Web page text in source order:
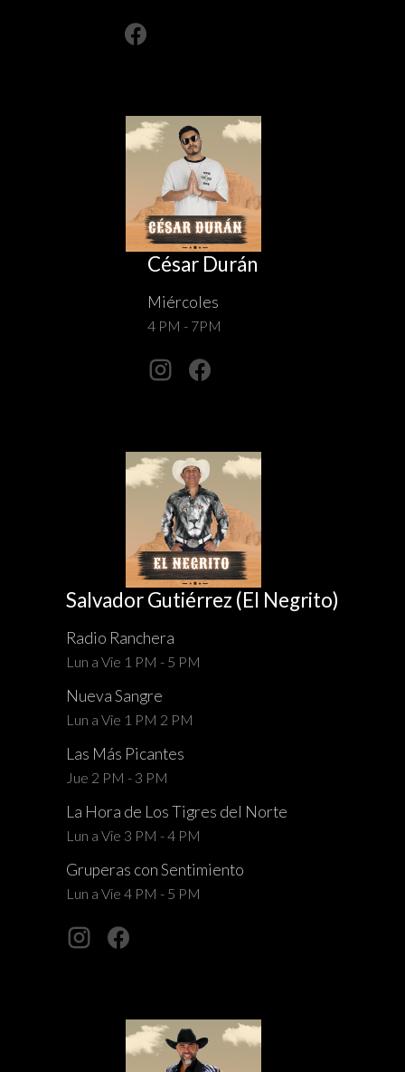
César Durán
Miércoles
4 PM - 7PM
Salvador Gutiérrez (El Negrito)
Radio Ranchera
Lun a Vie 1 PM - 5 PM
Nueva Sangre
Lun a Vie 1 PM 2 PM
Las Más Picantes
Jue 2 PM - 3 PM
La Hora de Los Tigres del Norte
Lun a Vie 3 PM - 4 PM
Gruperas con Sentimiento
Lun a Vie 4 PM - 5 PM